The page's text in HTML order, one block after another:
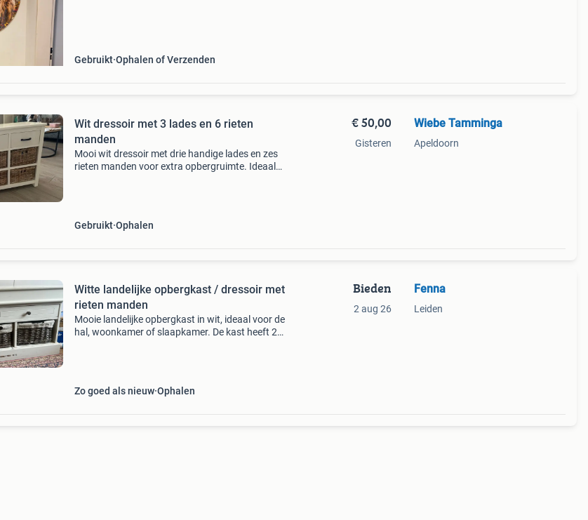
Gebruikt Ophalen of Verzenden
Wit dressoir met 3 lades en 6 rieten
manden
Mooi wit dressoir met drie handige lades en zes
rieten manden voor extra opbergruimte. Ideaal
Gebruikt Ophalen
€ 50,00
Gisteren
Wiebe Tamminga
Apeldoorn
Witte landelijke opbergkast / dressoir met
rieten manden
Mooie landelijke opbergkast in wit, ideaal voor de
hal, woonkamer of slaapkamer. De kast heeft 2
Zo goed als nieuw Ophalen
Bieden
2 aug 26
Fenna
Leiden